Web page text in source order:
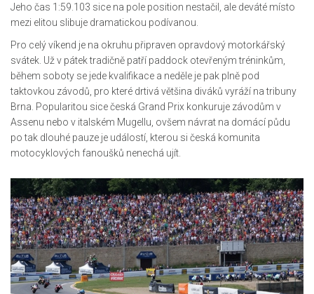
Jeho čas 1:59.103 sice na pole position nestačil, ale deváté místo
mezi elitou slibuje dramatickou podívanou.
Pro celý víkend je na okruhu připraven opravdový motorkářský
svátek. Už v pátek tradičně patří paddock otevřeným tréninkům,
během soboty se jede kvalifikace a neděle je pak plně pod
taktovkou závodů, pro které drtivá většina diváků vyráží na tribuny
Brna. Popularitou sice česká Grand Prix konkuruje závodům v
Assenu nebo v italském Mugellu, ovšem návrat na domácí půdu
po tak dlouhé pauze je událostí, kterou si česká komunita
motocyklových fanoušků nenechá ujít.